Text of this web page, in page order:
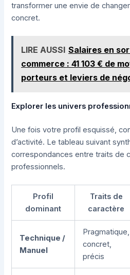
transformer une envie de
concret.
LIRE AUSSI Salaires en
commerce : 41 103 € de
porteurs et leviers de
Explorer les univers
Une fois votre profil esquissé,
d’activité. Le tableau suivant
correspondances entre traits de
professionnels.
Profil
dominant
Traits de
caractère
Technique /
Manuel
Pragmatique,
concret,
précis